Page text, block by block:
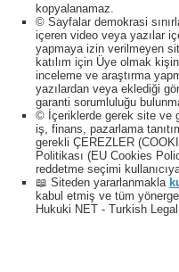
kopyalanamaz.
© Sayfalar demokrasi
içeren video veya yazılar
yapmaya izin verilmeyen
katılım için Üye olmak
inceleme ve araştırma
yazılardan veya eklediği
garanti sorumluluğu
© İçeriklerde gerek site ve
iş, finans, pazarlama
gerekli ÇEREZLER
Politikası (EU Cookies
reddetme seçimi
📖 Siteden yararlanmakla
kabul etmiş ve tüm
Hukuki NET - Turkish